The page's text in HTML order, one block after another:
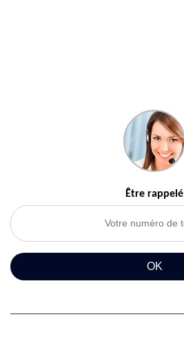
Être rappelé